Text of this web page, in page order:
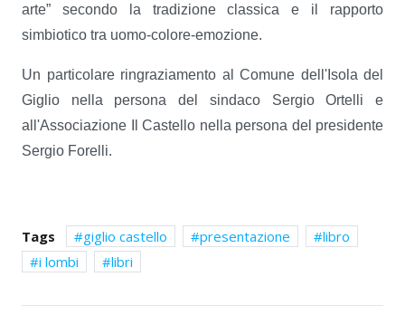
arte” secondo la tradizione classica e il rapporto
simbiotico tra uomo-colore-emozione.
Un particolare ringraziamento al Comune dell'Isola del
Giglio nella persona del sindaco Sergio Ortelli e
all'Associazione Il Castello nella persona del presidente
Sergio Forelli.
Tags giglio castello presentazione
libro
i lombi
libri